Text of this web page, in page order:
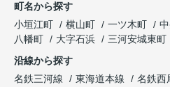
町名から探す
小垣江町
横山町 一ツ木町
八幡町
大字石浜 三河安城東町
沿線から探す
名鉄三河線
東海道本線 名鉄西